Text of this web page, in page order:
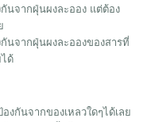
นจากฝุ่นผงละออง แต่ต้อง
นจากฝุ่นผงละอองของสารที่
ด้
งกันจากของเหลวใดๆได้เลย